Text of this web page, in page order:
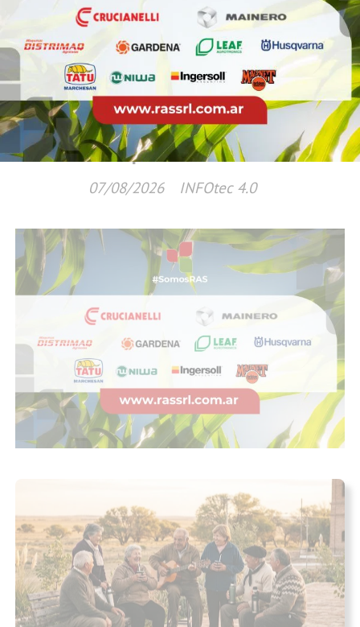
Milei se reunió en Colombia con Abelardo
de la Espriella antes de su asunción
presidencial
INFOtec 4.0
Nacionales
07/08/2026